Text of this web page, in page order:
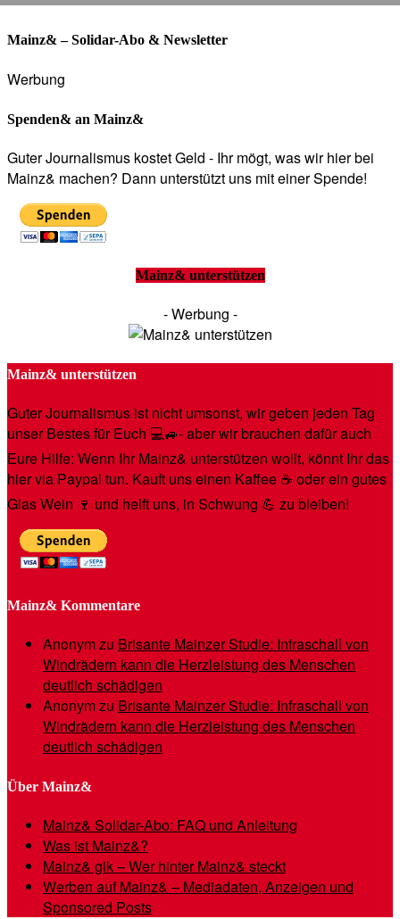
Mainz& – Solidar-Abo & Newsletter
Werbung
Spenden& an Mainz&
Guter Journalismus kostet Geld - Ihr mögt, was wir hier bei
Mainz& machen? Dann unterstützt uns mit einer Spende!
Mainz& unterstützen
- Werbung -
Mainz& unterstützen
Guter Journalismus ist nicht umsonst, wir geben jeden Tag
unser Bestes für Euch 💻🚙- aber wir brauchen dafür auch
Eure Hilfe: Wenn Ihr Mainz& unterstützen wollt, könnt Ihr das
hier via Paypal tun. Kauft uns einen Kaffee ☕️ oder ein gutes
Glas Wein 🍷 und helft uns, in Schwung 💪 zu bleiben!
Mainz& Kommentare
Anonymzu Brisante Mainzer Studie: Infraschall von
Windrädern kann die Herzleistung des Menschen
deutlich schädigen
Anonymzu Brisante Mainzer Studie: Infraschall von
Windrädern kann die Herzleistung des Menschen
deutlich schädigen
Über Mainz&
Mainz& Solidar-Abo: FAQ und Anleitung
Was ist Mainz&?
Mainz& gik – Wer hinter Mainz& steckt
Werben auf Mainz& – Mediadaten, Anzeigen und
Sponsored Posts